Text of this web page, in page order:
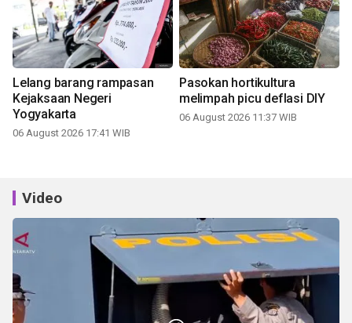
Lelang barang rampasan
Kejaksaan Negeri
Yogyakarta
06 August 2026 17:41 WIB
Pasokan hortikultura
melimpah picu deflasi DIY
06 August 2026 11:37 WIB
Video